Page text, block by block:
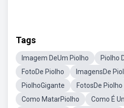
Tags
Imagem DeUm Piolho
Piolho
FotoDe Piolho
ImagensDe
PiolhoGigante
FotosDe Piolho
Como MatarPiolho
Como É